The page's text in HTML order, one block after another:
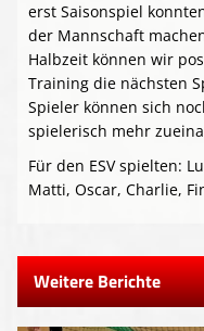
erst Saisonspiel
der Mannschaft
Halbzeit können wir
Training die nächsten
Spieler können sich
spielerisch mehr
Für den ESV spielten:
Matti, Oscar, Charlie,
Weitere Berichte